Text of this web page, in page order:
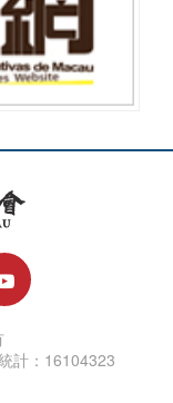
計：16104323